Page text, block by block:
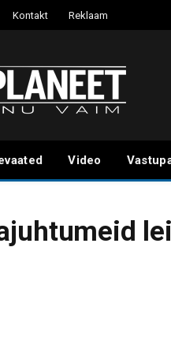
Kontakt Reklaam
Video